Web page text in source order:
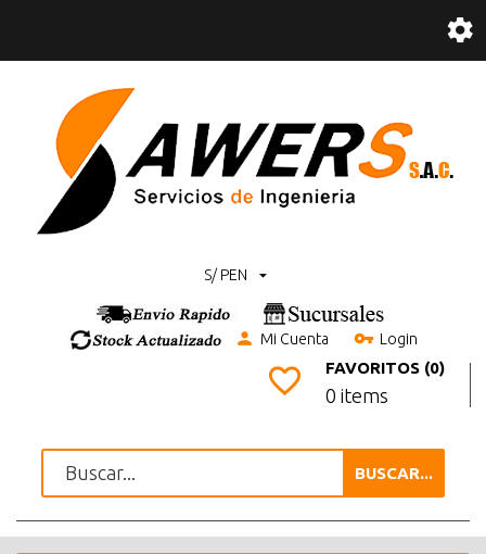
S/ PEN
Mi Cuenta Login
FAVORITOS (0)
0 items
BUSCAR...